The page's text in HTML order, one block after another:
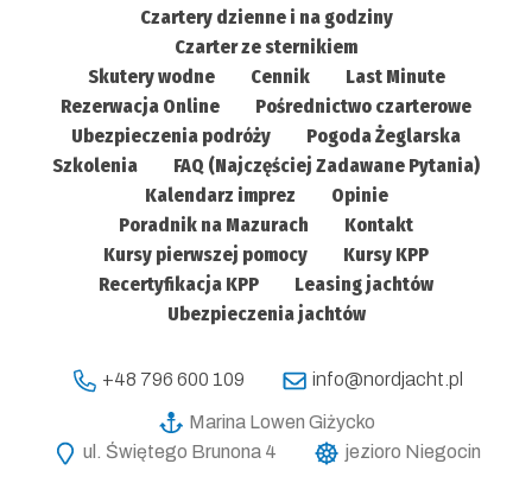
Czartery dzienne i na godziny
Czarter ze sternikiem
Skutery wodne
Cennik
Last Minute
Rezerwacja Online
Pośrednictwo czarterowe
Ubezpieczenia podróży
Pogoda Żeglarska
Szkolenia
FAQ (Najczęściej Zadawane Pytania)
Kalendarz imprez
Opinie
Poradnik na Mazurach
Kontakt
Kursy pierwszej pomocy
Kursy KPP
Recertyfikacja KPP
Leasing jachtów
Ubezpieczenia jachtów
+48 796 600 109 info@nordjacht.pl
Marina Lowen Giżycko
ul. Świętego Brunona 4
jezioro Niegocin